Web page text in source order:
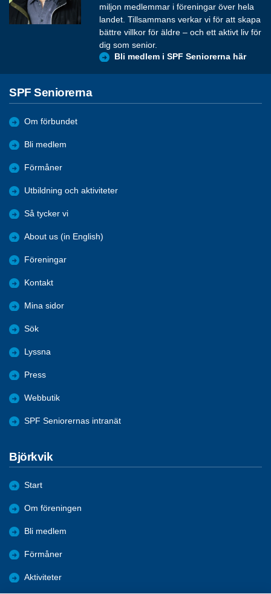
miljon medlemmar i föreningar över hela
landet. Tillsammans verkar vi för att skapa
bättre villkor för äldre – och ett aktivt liv för
dig som senior.
Bli medlem i SPF Seniorerna här
SPF Seniorerna
Om förbundet
Bli medlem
Förmåner
Utbildning och aktiviteter
Så tycker vi
About us (in English)
Föreningar
Kontakt
Mina sidor
Sök
Lyssna
Press
Webbutik
SPF Seniorernas intranät
Björkvik
Start
Om föreningen
Bli medlem
Förmåner
Aktiviteter